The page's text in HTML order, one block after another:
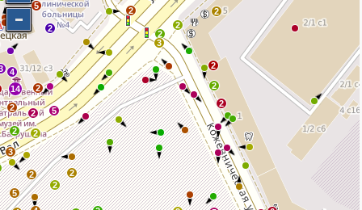
2
2
2
5
3
2
3
10
5
2
2
2
4
14
2
2 5
2
2
2
2
3
2
2
2